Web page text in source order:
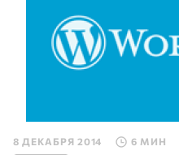
8 ДЕКАБРЯ 2014 6 МИН